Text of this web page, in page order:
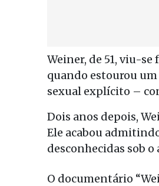
Weiner, de 51, viu-se
quando estourou
sexual explícito –
Dois anos depois,
Ele acabou
desconhecidas sob o
O documentário